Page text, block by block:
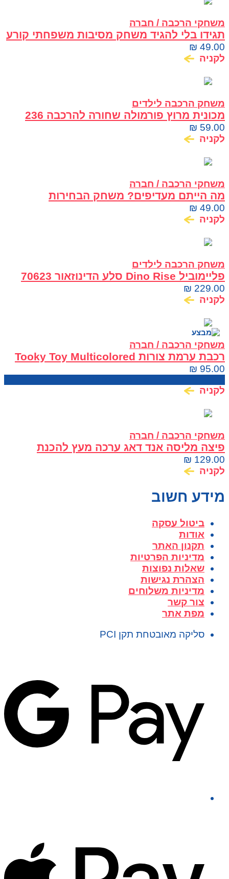
משחקי הרכבה / חברה
תגידו בלי להגיד משחק מסיבות משפחתי קורע
מצחוק₪ 49.00
לקניה
משחק הרכבה לילדים
מכונית מרוץ פורמולה שחורה להרכבה 236
חלקים COME ALIVE MACHINA
₪ 59.00
לקניה
משחקי הרכבה / חברה
מה הייתם מעדיפים? משחק הבחירות
המפתיעות והמצחיקות
₪ 49.00
לקניה
משחק הרכבה לילדים
פליימוביל Dino Rise סלע הדינוזאור 70623
₪ 229.00
לקניה
משחקי הרכבה / חברה
רכבת ערמת צורות Tooky Toy Multicolored
Stacking Train TKB383
₪ 95.00
לקניה
משחקי הרכבה / חברה
פיצה מליסה אנד דאג ערכה מעץ להכנת
מסיבת פיצה
₪ 129.00
לקניה
מידע חשוב
ביטול עסקה
אודות
תקנון האתר
מדיניות הפרטיות
שאלות נפוצות
הצהרת נגישות
מדיניות משלוחים
צור קשר
מפת אתר
סליקה מאובטחת תקן PCI